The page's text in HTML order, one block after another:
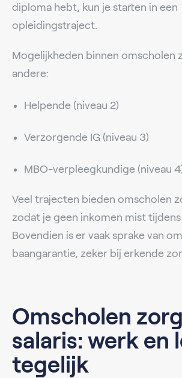
diploma hebt, kun je starten in een
opleidingstraject.
Mogelijkheden binnen omscholen
andere:
Helpende (niveau 2)
Verzorgende IG (niveau 3)
MBO-verpleegkundige (niveau
Veel trajecten bieden omscholen
zodat je geen inkomen mist
Bovendien is er vaak sprake van
baangarantie, zeker bij erkende
Omscholen
salaris: werk en
tegelijk